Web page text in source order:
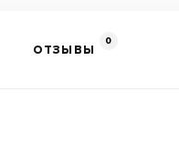
ОТЗЫВЫ
0